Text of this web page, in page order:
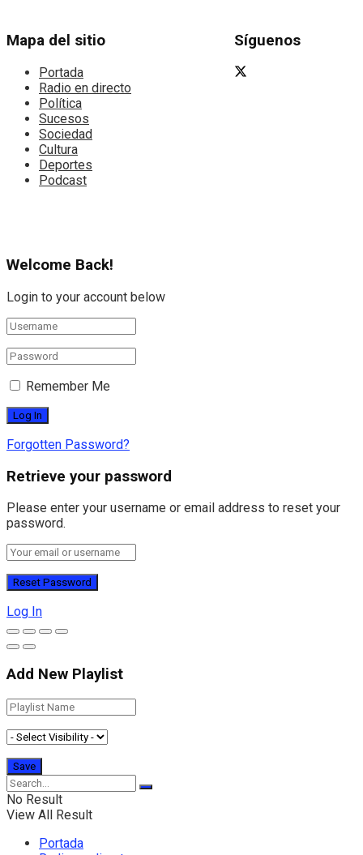
Mapa del sitio
Portada
Radio en directo
Política
Sucesos
Sociedad
Cultura
Deportes
Podcast
Síguenos
Welcome Back!
Login to your account below
Remember Me
Forgotten Password?
Retrieve your password
Please enter your username or email address to reset your
password.
Log In
Add New Playlist
No Result
View All Result
Portada